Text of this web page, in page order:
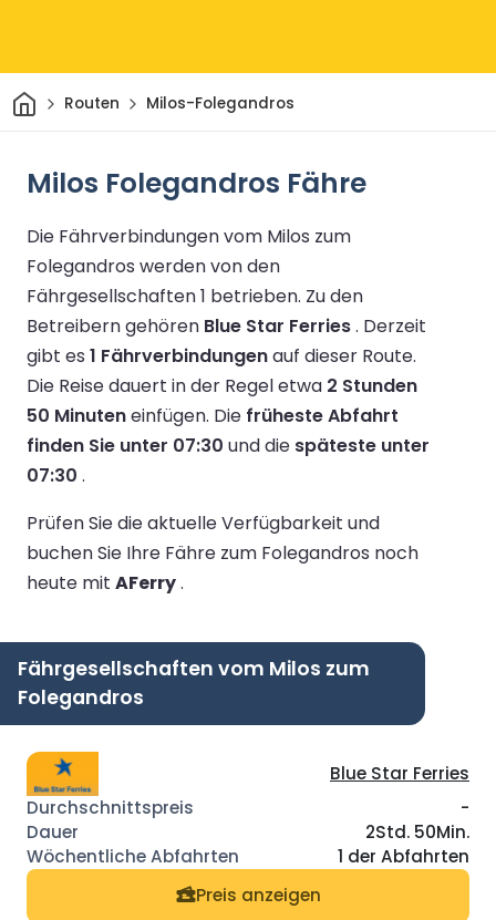
HeimRouten Milos-Folegandros
Milos Folegandros Fähre
Die Fährverbindungen vom Milos zum
Folegandros werden von den
Fährgesellschaften 1 betrieben. Zu den
Betreibern gehören Blue Star Ferries. Derzeit
gibt es 1 Fährverbindungenauf dieser Route.
Die Reise dauert in der Regel etwa 2 Stunden
50 Minuteneinfügen. Die früheste Abfahrt
finden Sie unter 07:30 und die späteste unter
07:30 .
Prüfen Sie die aktuelle Verfügbarkeit und
buchen Sie Ihre Fähre zum Folegandros noch
heute mit AFerry.
Fährgesellschaften vom Milos zum
Folegandros
Blue Star Ferries
-
2Std. 50Min.
1 der Abfahrten
Preis anzeigen